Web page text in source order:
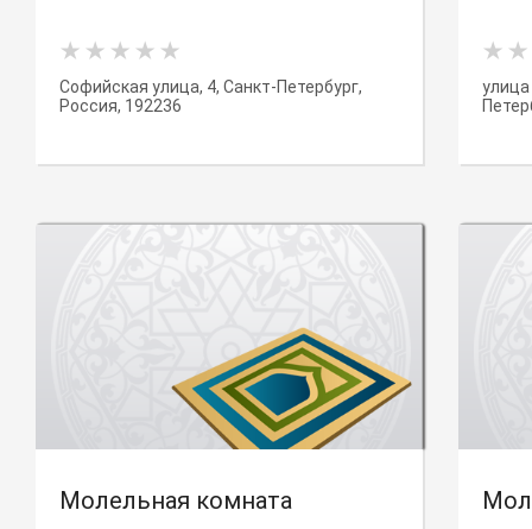
Софийская улица, 4, Санкт-Петербург,
Россия, 192236
улица
Молельная комната